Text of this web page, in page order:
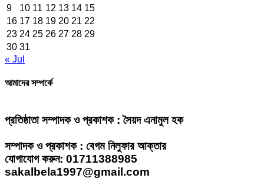
9
10 11 12 13 14 15
16 17 18 19 20 21 22
23 24 25 26 27 28 29
30 31
« Jul
আমাদের সম্পর্কে
প্রতিষ্ঠাতা সম্পাদক ও প্রকাশক : সৈয়দ এনামুল হক
সম্পাদক ও প্রকাশক : বেগম নিলুফার আক্তার
যোগাযোগ করুন: 01711388985
sakalbela1997@gmail.com